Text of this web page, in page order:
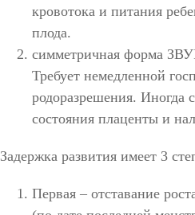
кровотока и питания
плода.
симметричная форма
Требует немедленной
родоразрешения. Иногда
состояния плаценты и
Задержка развития имеет 3
Первая – отставание